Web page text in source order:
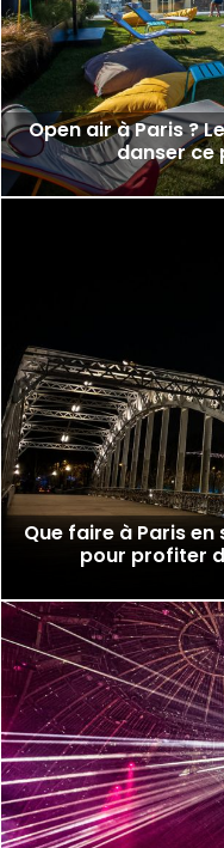
Open air à Paris ?
danser ce
Que faire à Paris
pour profiter